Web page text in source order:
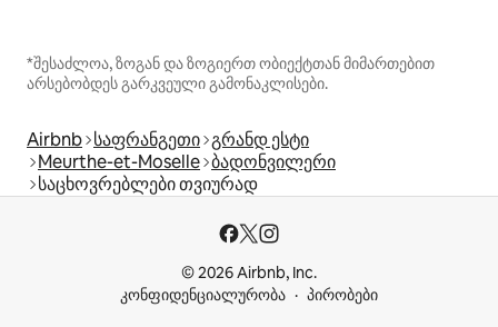
*შესაძლოა, ზოგან და ზოგიერთ ობიექტთან მიმართებით
არსებობდეს გარკვეული გამონაკლისები.
Airbnb საფრანგეთი გრანდ ესტი
Meurthe-et-Moselle ბადონვილერი
საცხოვრებლები თვიურად
© 2026 Airbnb, Inc.
კონფიდენციალურობა
პირობები